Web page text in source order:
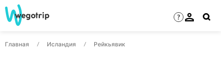
?
Главная Исландия Рейкьявик